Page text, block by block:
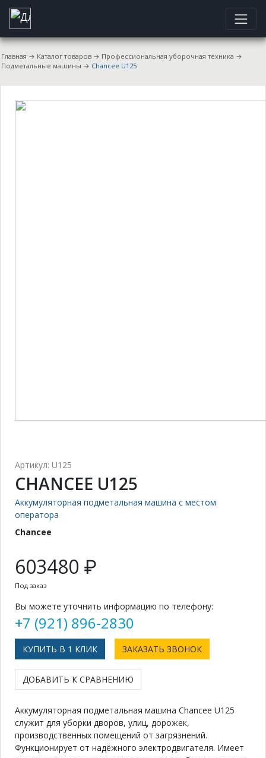
Главная → Каталог товаров → Профессиональная уборочная техника →
Подметальные машины → Chancee U125
Артикул: U125
CHANCEE U125
Аккумуляторная подметальная машина с местом
оператора
Chancee
603480 ₽
Под заказ
Вы можете уточнить информацию по телефону:
+7 (921) 896-2830
КУПИТЬ В 1 КЛИК ЗАКАЗАТЬ ЗВОНОК
ДОБАВИТЬ К СРАВНЕНИЮ
Аккумуляторная подметальная машина Chancee U125
служит для уборки дворов, улиц, дорожек,
производственных помещений от загрязнений.
Функционирует от надёжного электродвигателя. Имеет